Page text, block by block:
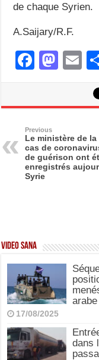
de chaque Syrien.
A.Saijary/R.F.
F
b
o
o
M
d
o
n
E
Previous
Le ministère de la
cas de
de guérison ont
enregistrés
Syrie
Video SANA
17/08/2025
dans